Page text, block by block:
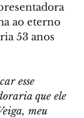
ao eterno
53 anos
esse
que ele
meu